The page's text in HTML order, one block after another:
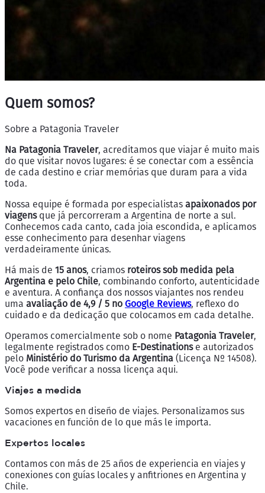
Quem somos?
Sobre a Patagonia Traveler
Na Patagonia Traveler, acreditamos que viajar é muito mais
do que visitar novos lugares: é se conectar com a essência
de cada destino e criar memórias que duram para a vida
toda.
Nossa equipe é formada por especialistas apaixonados por
viagensque já percorreram a Argentina de norte a sul.
Conhecemos cada canto, cada joia escondida, e aplicamos
esse conhecimento para desenhar viagens
verdadeiramente únicas.
Há mais de 15 anos, criamos roteiros sob medida pela
Argentina e pelo Chile, combinando conforto, autenticidade
e aventura. A confiança dos nossos viajantes nos rendeu
uma avaliação de 4,9 / 5 no Google Reviews, reflexo do
cuidado e da dedicação que colocamos em cada detalhe.
Operamos comercialmente sob o nome Patagonia Traveler,
legalmente registrados como E-Destinationse autorizados
pelo Ministério do Turismo da Argentina (Licença Nº 14508).
Você pode verificar a nossa licença aqui.
Viajes a medida
Somos expertos en diseño de viajes. Personalizamos sus
vacaciones en función de lo que más le importa.
Expertos locales
Contamos con más de 25 años de experiencia en viajes y
conexiones con guías locales y anfitriones en Argentina y
Chile.